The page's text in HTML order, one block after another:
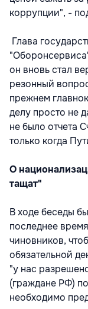
коррупции", -
Глава
он вновь стал
резонный
прежнем
делу просто не
не было отчета
только когда
О
тащат"
В ходе беседы
последнее
чиновников,
обязательной
"у нас
(граждане РФ)
необходимо